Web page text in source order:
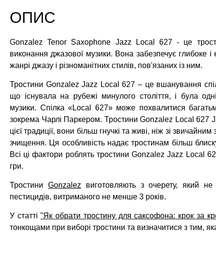
ОПИС
Gonzalez Tenor Saxophone Jazz Local 627 - це
виконання джазової музики. Вона забезпечує глибоке
жанрі джазу і різноманітних стилів, пов'язаних із ним.
Тростини Gonzalez Jazz Local 627 – це вшанування
що існувала на рубежі минулого століття, і була
музики. Спілка «Local 627» може похвалитися
зокрема Чарлі Паркером. Тростини Gonzalez Local 627
цієї традиції, вони більш гнучкі та живі, ніж зі
зчищення. Ця особливість надає тростинам більш
Всі ці фактори роблять тростини Gonzalez Jazz Local
гри.
Тростини Gonzalez виготовляють з очерету, який не
пестицидів, витриманого не менше 3 років.
У статті"Як обрати тростину для саксофона: крок за
тонкощами при виборі тростини та визначитися з тим,